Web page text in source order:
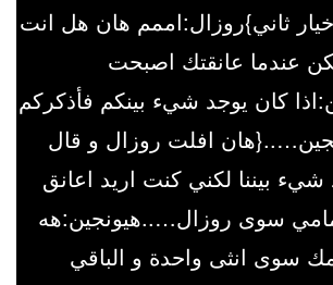
ثاني}روزال:اممم هان هل انت
عندما عانقتك اصبحت
كان يوجد شيء بينكم فأذكركم
افلت روزال و قال
شيء بيننا لكني كنت اريد اعانق
سوى روزال…..هيونجين:هه
سوى انثى واحدة و الباقي